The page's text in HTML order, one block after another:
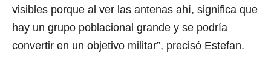
visibles porque al ver las antenas ahí, significa que
hay un grupo poblacional grande y se podría
convertir en un objetivo militar”, precisó Estefan.